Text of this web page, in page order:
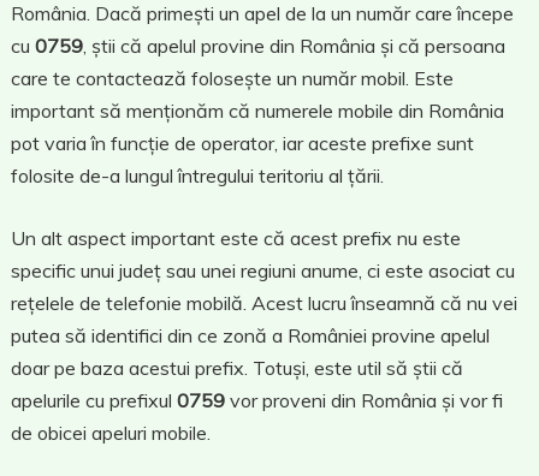
România. Dacă primești un apel de la un număr care începe
cu 0759, știi că apelul provine din România și că persoana
care te contactează folosește un număr mobil. Este
important să menționăm că numerele mobile din România
pot varia în funcție de operator, iar aceste prefixe sunt
folosite de-a lungul întregului teritoriu al țării.
Un alt aspect important este că acest prefix nu este
specific unui județ sau unei regiuni anume, ci este asociat cu
rețelele de telefonie mobilă. Acest lucru înseamnă că nu vei
putea să identifici din ce zonă a României provine apelul
doar pe baza acestui prefix. Totuși, este util să știi că
apelurile cu prefixul 0759vor proveni din România și vor fi
de obicei apeluri mobile.